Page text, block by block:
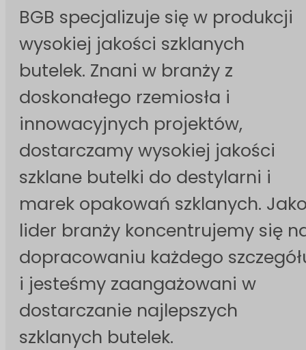
BGB specjalizuje się w produkcji
wysokiej jakości szklanych
butelek. Znani w branży z
doskonałego rzemiosła i
innowacyjnych projektów,
dostarczamy wysokiej jakości
szklane butelki do destylarni i
marek opakowań szklanych.
lider branży koncentrujemy się
dopracowaniu każdego
i jesteśmy zaangażowani w
dostarczanie najlepszych
szklanych butelek.